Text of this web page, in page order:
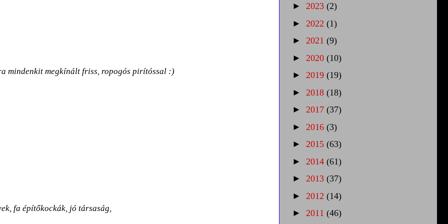
mindenkit megkínált friss, ropogós pirítóssal :)
fa építőkockák, jó társaság,
► 2023 (2)
► 2022 (1)
► 2021 (9)
► 2020 (10)
► 2019 (19)
► 2018 (18)
► 2017 (37)
► 2016 (3)
► 2015 (63)
► 2014 (61)
► 2013 (37)
► 2012 (14)
► 2011 (46)